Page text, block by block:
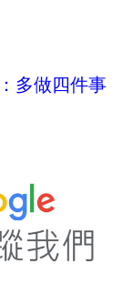
多做四件事